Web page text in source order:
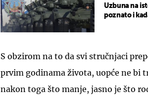
Uzbuna na
poznato i
S obzirom na to da svi stručnjaci
prvim godinama života, uopće ne bi
nakon toga što manje, jasno je što